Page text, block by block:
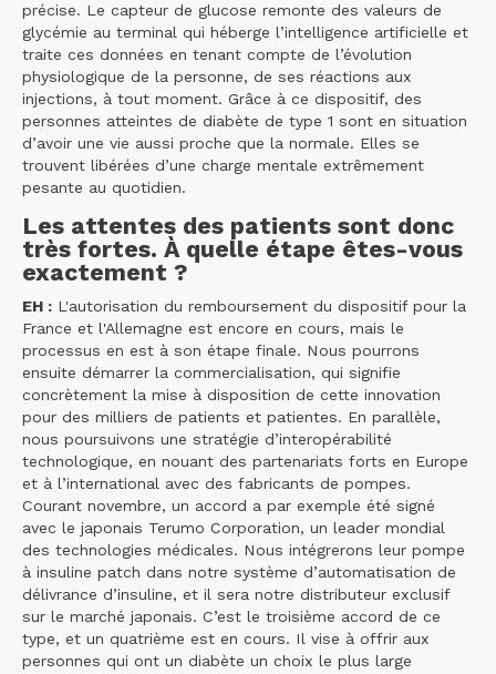
précise. Le capteur de glucose remonte des valeurs de
glycémie au terminal qui héberge l’intelligence artificielle et
traite ces données en tenant compte de l’évolution
physiologique de la personne, de ses réactions aux
injections, à tout moment. Grâce à ce dispositif, des
personnes atteintes de diabète de type 1 sont en situation
d’avoir une vie aussi proche que la normale. Elles se
trouvent libérées d’une charge mentale extrêmement
pesante au quotidien.
Les attentes des patients sont donc
très fortes. À quelle étape êtes-vous
exactement ?
EH : L'autorisation du remboursement du dispositif pour la
France et l'Allemagne est encore en cours, mais le
processus en est à son étape finale. Nous pourrons
ensuite démarrer la commercialisation, qui signifie
concrètement la mise à disposition de cette innovation
pour des milliers de patients et patientes. En parallèle,
nous poursuivons une stratégie d’interopérabilité
technologique, en nouant des partenariats forts en Europe
et à l’international avec des fabricants de pompes.
Courant novembre, un accord a par exemple été signé
avec le japonais Terumo Corporation, un leader mondial
des technologies médicales. Nous intégrerons leur pompe
à insuline patch dans notre système d’automatisation de
délivrance d’insuline, et il sera notre distributeur exclusif
sur le marché japonais. C’est le troisième accord de ce
type, et un quatrième est en cours. Il vise à offrir aux
personnes qui ont un diabète un choix le plus large